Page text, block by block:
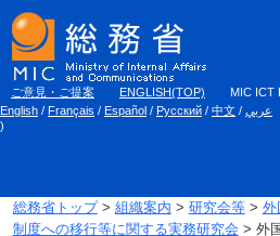
ご意見・ご提案 ENGLISH(TOP) MIC ICT
English / Français / Español / Русский / 中文 / عربي
)
総務省トップ> 組織案内 > 研究会等> 外
制度への移行等に関する実務研究会 > 外